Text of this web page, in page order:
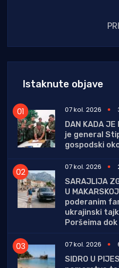
Istaknute objave
07 kol. 2026
DAN KADA
je general
gospodski
07 kol. 2026
SARAJLIJA
U
poderanim
ukrajinski
Poršeima
07 kol. 2026
SIDRO U